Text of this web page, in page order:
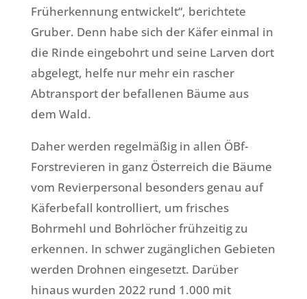
Früherkennung entwickelt“, berichtete
Gruber. Denn habe sich der Käfer einmal in
die Rinde eingebohrt und seine Larven dort
abgelegt, helfe nur mehr ein rascher
Abtransport der befallenen Bäume aus
dem Wald.
Daher werden regelmäßig in allen ÖBf-
Forstrevieren in ganz Österreich die Bäume
vom Revierpersonal besonders genau auf
Käferbefall kontrolliert, um frisches
Bohrmehl und Bohrlöcher frühzeitig zu
erkennen. In schwer zugänglichen Gebieten
werden Drohnen eingesetzt. Darüber
hinaus wurden 2022 rund 1.000 mit